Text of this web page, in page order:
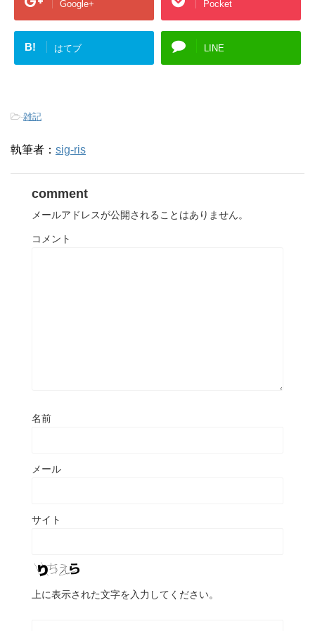
Google+ Pocket
B! はてブ LINE
-雑記
執筆者： sig-ris
comment
メールアドレスが公開されることはありません。
コメント
名前
メール
サイト
上に表示された文字を入力してください。